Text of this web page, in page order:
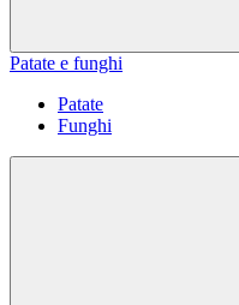
Patate e funghi
Patate
Funghi